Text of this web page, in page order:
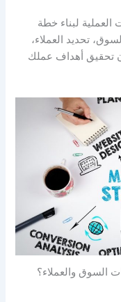
لبناء خطة
تحديد العملاء،
تحقيق أهداف عملك
السوق والعملاء؟